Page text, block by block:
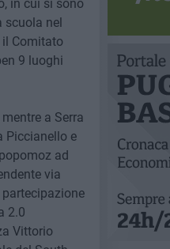
in cui si sono
nel
Comitato
9 luoghi
a Serra
Piccianello e
ad
via
2.0
Vittorio